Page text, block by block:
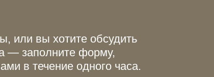
или вы хотите обсудить
— заполните форму,
в течение одного часа.